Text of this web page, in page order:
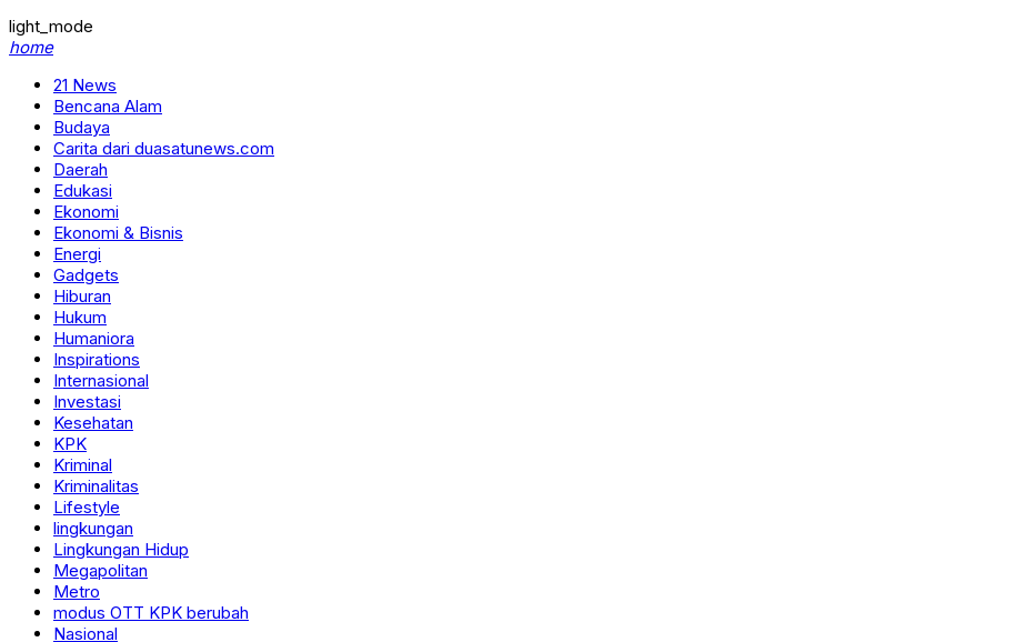
light_mode
home
21 News
Bencana Alam
Budaya
Carita dari duasatunews.com
Daerah
Edukasi
Ekonomi
Ekonomi & Bisnis
Energi
Gadgets
Hiburan
Hukum
Humaniora
Inspirations
Internasional
Investasi
Kesehatan
KPK
Kriminal
Kriminalitas
Lifestyle
lingkungan
Lingkungan Hidup
Megapolitan
Metro
modus OTT KPK berubah
Nasional